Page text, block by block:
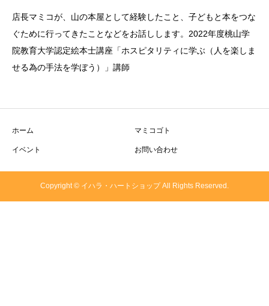
店長マミコが、山の本屋として経験したこと、子どもと本をつな
ぐために行ってきたことなどをお話しします。2022年度桃山学
院教育大学認定絵本士講座「ホスピタリティに学ぶ（人を楽しま
せる為の手法を学ぼう）」講師
ホーム マミコゴト
イベント お問い合わせ
Copyright © イハラ・ハートショップ All Rights Reserved.